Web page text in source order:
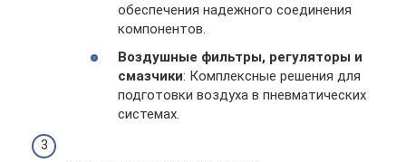
обеспечения надежного соединения
компонентов.
Воздушные фильтры, регуляторы и
смазчики: Комплексные решения для
подготовки воздуха в пневматических
системах.